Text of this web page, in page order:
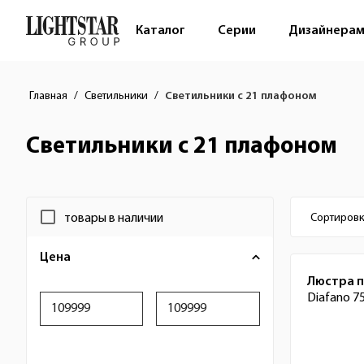
Каталог Серии Дизайнерам
Главная Светильники Светильники с 21 плафоном
Светильники с 21 плафоном
Фильтр
товары в наличии
Цена
Люстра
Diafano